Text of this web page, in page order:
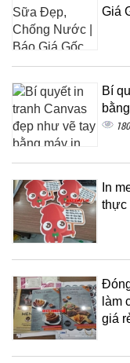
Giá
Bí
180
In
thực
làm
giá